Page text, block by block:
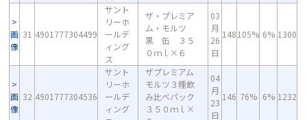
画
像
31 4901777304499
サント
リーホ
ールデ
ィング
ス
ザ・プレミア
ム・モルツ
黒 缶 ３５
０ｍｌ×６
03
月
26
日
148105% 6% 1300
画
像
32 4901777304536
サント
リーホ
ールデ
ィング
ザプレミアム
モルツ３種飲
み比べパック
３５０ｍｌ×
04
月
23
日
146 76% 6% 1232